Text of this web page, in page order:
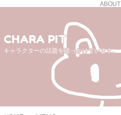
ABOUT
CHARA PIT
キャラクターの話題を追っかけています。